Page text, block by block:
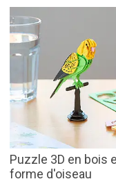
Puzzle 3D en bois
forme d'oiseau